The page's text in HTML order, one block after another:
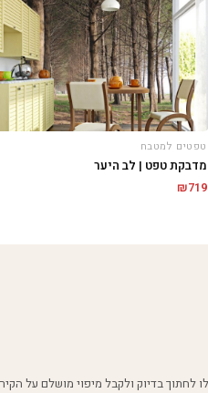
טפטים למטבח
מדבקת טפט | לב היער
₪719